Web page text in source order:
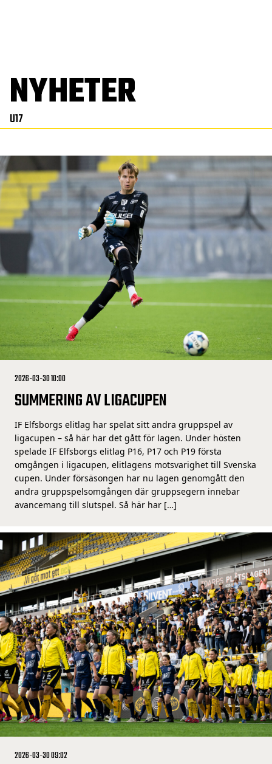
NYHETER
U17
2026-03-30 10:00
SUMMERING AV LIGACUPEN
IF Elfsborgs elitlag har spelat sitt andra gruppspel av
ligacupen – så här har det gått för lagen. Under hösten
spelade IF Elfsborgs elitlag P16, P17 och P19 första
omgången i ligacupen, elitlagens motsvarighet till Svenska
cupen. Under försäsongen har nu lagen genomgått den
andra gruppspelsomgången där gruppsegern innebar
avancemang till slutspel. Så här har […]
2026-03-30 09:02